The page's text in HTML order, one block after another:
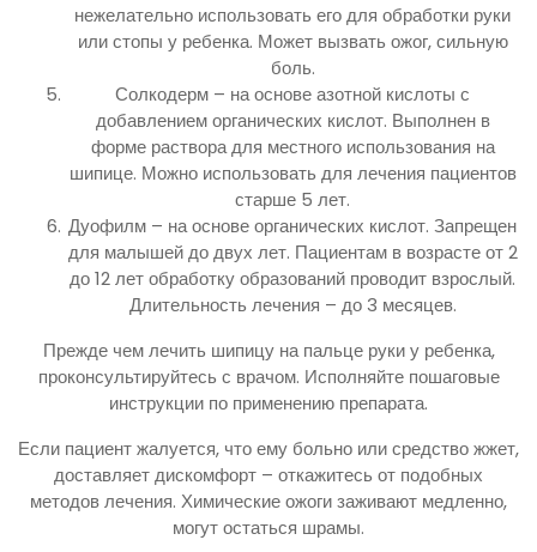
нежелательно использовать его для обработки руки
или стопы у ребенка. Может вызвать ожог, сильную
боль.
Солкодерм – на основе азотной кислоты с
добавлением органических кислот. Выполнен в
форме раствора для местного использования на
шипице. Можно использовать для лечения пациентов
старше 5 лет.
Дуофилм – на основе органических кислот. Запрещен
для малышей до двух лет. Пациентам в возрасте от 2
до 12 лет обработку образований проводит взрослый.
Длительность лечения – до 3 месяцев.
Прежде чем лечить шипицу на пальце руки у ребенка,
проконсультируйтесь с врачом. Исполняйте пошаговые
инструкции по применению препарата.
Если пациент жалуется, что ему больно или средство жжет,
доставляет дискомфорт – откажитесь от подобных
методов лечения. Химические ожоги заживают медленно,
могут остаться шрамы.